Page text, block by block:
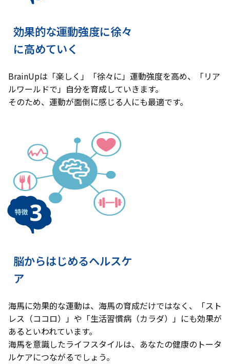
効果的な運動強度に徐々
に高めていく
BrainUpは「楽しく」「徐々に」運動強度を高め、「リア
ルワールドで」自分を育成していきます。
そのため、運動が面倒に感じる人にも最適です。
脳からはじめるヘルスケ
ア
海馬に効果的な運動は、海馬の育成だけではなく、「スト
レス（ココロ）」や「生活習慣病（カラダ）」にも効果が
あるといわれています。
海馬を意識したライフスタイルは、あなたの健康のトータ
ルケアにつながるでしょう。